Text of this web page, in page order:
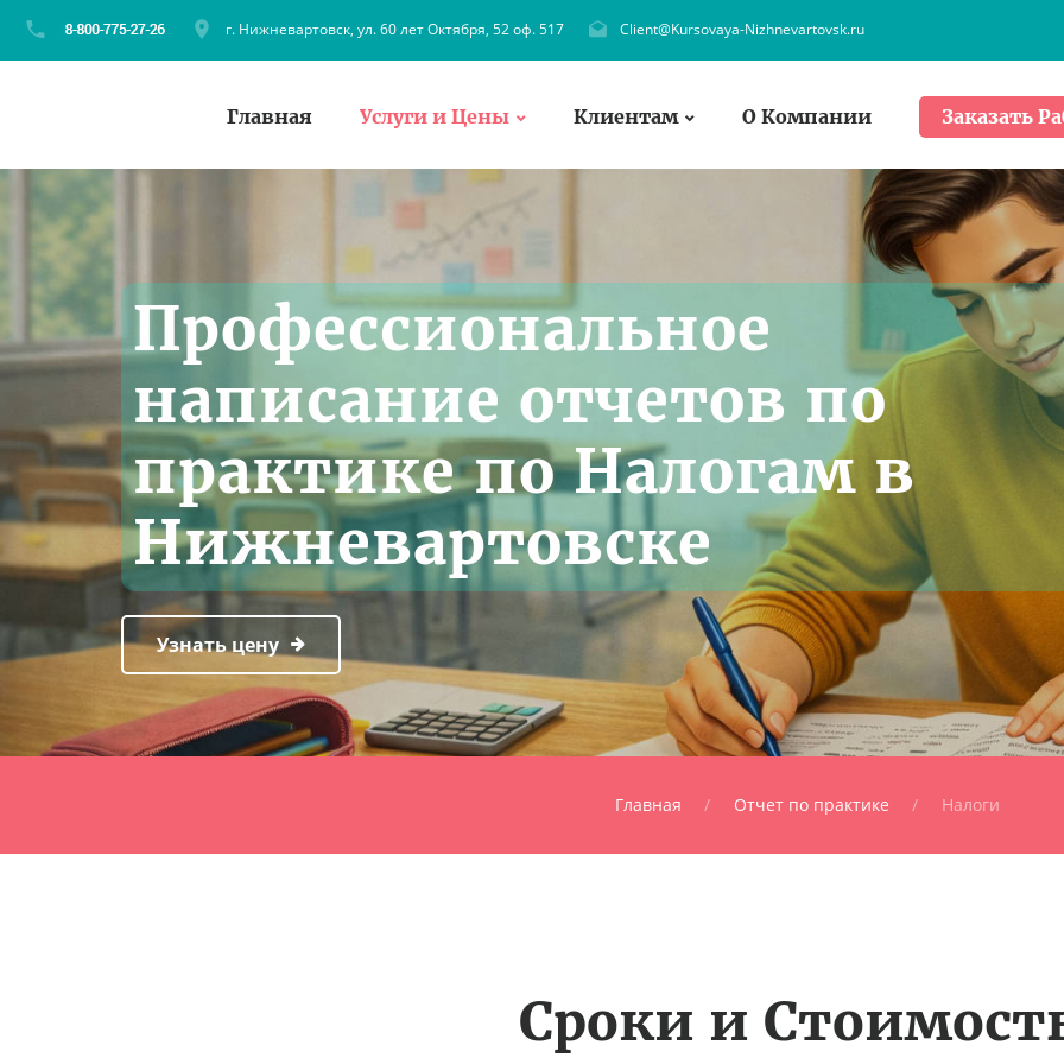
г. Нижневартовск, ул. 60 лет Октября, 52 оф. 517 Client@Kursovaya-Nizhnevartovsk.ru
Главная Услуги и Цены Клиентам О Компании Заказать
Профессиональное
написание отчетов по
практике по Налогам в
Нижневартовске
Узнать цену
Главная Отчет по практике Налоги
Сроки и